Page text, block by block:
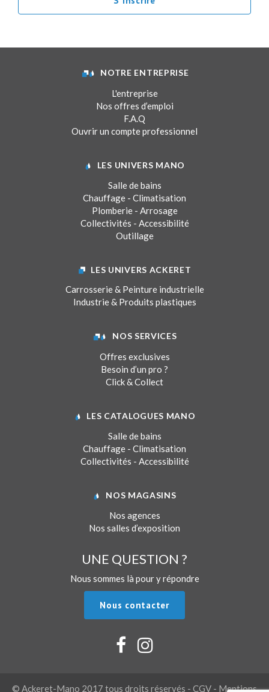
NOTRE ENTREPRISE
L'entreprise
Nos offres d’emploi
F.A.Q
Ouvrir un compte professionnel
LES UNIVERS MANO
Salle de bains
Chauffage - Climatisation
Plomberie - Arrosage
Collectivités - Accessibilité
Outillage
LES UNIVERS ACKERET
Carrosserie & Peinture industrielle
Industrie & Produits plastiques
NOS SERVICES
Offres exclusives
Besoin d’un pro ?
Click & Collect
LES CATALOGUES MANO
Salle de bains
Chauffage - Climatisation
Collectivités - Accessibilité
NOS MAGASINS
Nos agences
Nos salles d’exposition
UNE QUESTION ?
Nous sommes là pour y répondre
Nous contacter
© Ackeret-Mano 2017 tous droits réservés - CGV - Mentions